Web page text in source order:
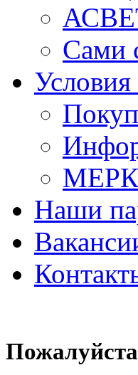
Сами
Условия
Наши